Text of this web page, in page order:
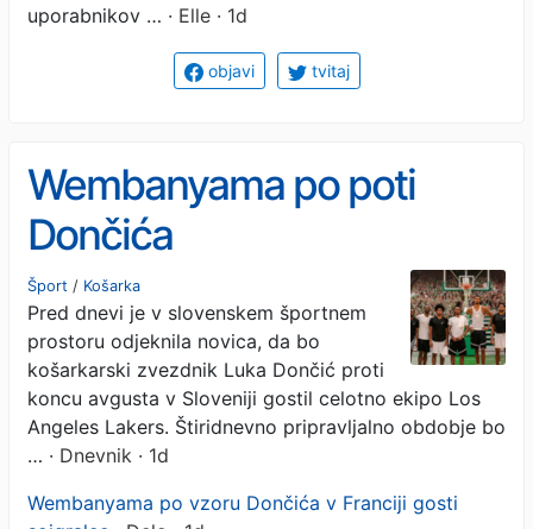
uporabnikov … · Elle · 1d
objavi tvitaj
Wembanyama po poti
Dončića
Šport / Košarka
Pred dnevi je v slovenskem športnem
prostoru odjeknila novica, da bo
košarkarski zvezdnik Luka Dončić proti
koncu avgusta v Sloveniji gostil celotno ekipo Los
Angeles Lakers. Štiridnevno pripravljalno obdobje bo
… · Dnevnik · 1d
Wembanyama po vzoru Dončića v Franciji gosti